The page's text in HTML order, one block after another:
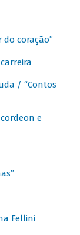
do coração”
/ “Contos
e
Fellini